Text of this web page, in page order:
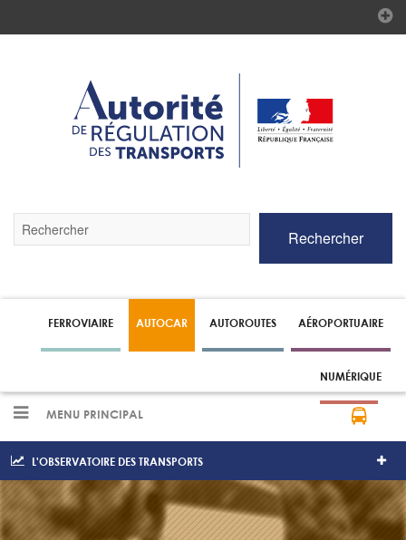
par
pour
recherche
Rechercher
FERROVIAIRE AUTOCAR AUTOROUTES AÉROPORTUAIRE
NUMÉRIQUE
MENU PRINCIPAL
L'OBSERVATOIRE DES TRANSPORTS